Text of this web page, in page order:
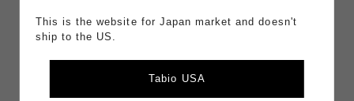
This is the website for Japan market and doesn't
ship to the US.
Tabio USA